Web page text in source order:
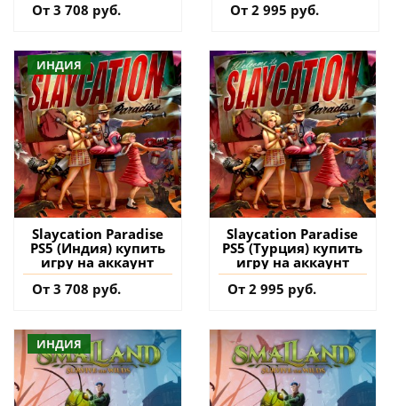
От 3 708 руб.
От 2 995 руб.
ИНДИЯ
Slaycation Paradise
PS5 (Индия) купить
игру на аккаунт
От 3 708 руб.
Slaycation Paradise
PS5 (Турция) купить
игру на аккаунт
От 2 995 руб.
ИНДИЯ